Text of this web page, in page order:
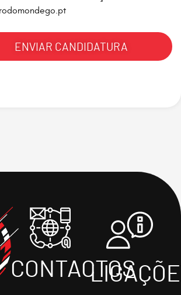
ENVIAR CANDIDATURA
CONTACTOS